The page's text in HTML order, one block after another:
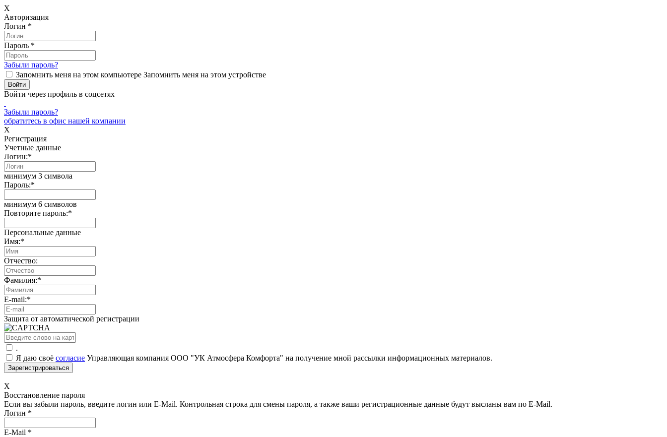
X
Авторизация
Логин *
Пароль *
Забыли пароль?
Запомнить меня на этом компьютере Запомнить меня на этом устройстве
Войти через профиль в соцсетях
Забыли пароль?
обратитесь в офис нашей компании
X
Регистрация
Учетные данные
Логин:*
минимум 3 символа
Пароль:*
минимум 6 символов
Повторите пароль:*
Персональные данные
Имя:*
Отчество:
Фамилия:*
E-mail:*
Защита от автоматической регистрации
.
Я даю своё согласие Управляющая компания ООО "УК Атмосфера Комфорта" на получение мной рассылки информационных материалов.
X
Восстановление пароля
Если вы забыли пароль, введите логин или E-Mail. Контрольная строка для смены пароля, а также ваши регистрационные данные будут высланы вам по E-Mail.
Логин *
E-Mail *